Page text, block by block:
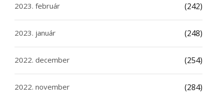
2023. február (242)
2023. január (248)
2022. december (254)
2022. november (284)